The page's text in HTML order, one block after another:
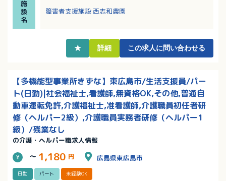
・マイカー通勤可で無料駐車場があります！
・採用時に年次有給休暇が付与されます！
施
設
名
障害者支援施設 西志和農園
★ 詳細 この求人に問い合わせる
【多機能型事業所きずな】東広島市/生活支援員/パー
ト(日勤)|社会福祉士,看護師,無資格OK,その他,普通自
動車運転免許,介護福祉士,准看護師,介護職員初任者研
修（ヘルパー2級）,介護職員実務者研修（ヘルパー1
級）/残業なし
の介護・ヘルパー職求人情報
～ 1,180 円 広島県東広島市
日勤 パート 未経験OK